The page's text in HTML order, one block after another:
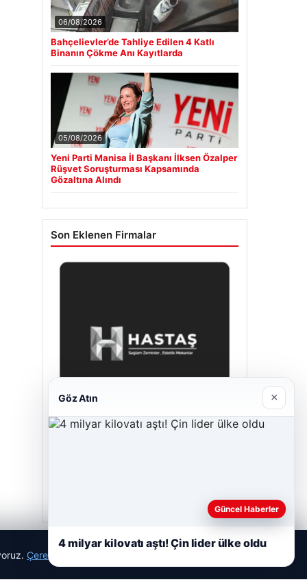
06/08/2026
Bahçelievler’de Tahliye Edilen 4 Katlı
Binanın Çökme Anı Kayıtlarda
05/08/2026
Yeni Parti Manisa İl Başkanı İlksen Özalper
Rüşvet Soruşturması Kapsamında
Gözaltına Alındı
Son Eklenen Firmalar
Çerez Politikamız
Göz Atın ×
Güncel Haberler
4 milyar kilovatı aştı! Çin lider ülke oldu